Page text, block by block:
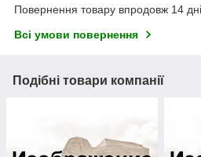
Повернення товару впродовж 14
Всі умови повернення
Подібні товари компанії